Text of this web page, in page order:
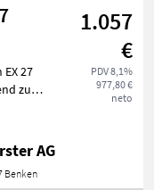
1.057
€
PDV 8,1%
977,80 €
neto
27
i AG
Benken